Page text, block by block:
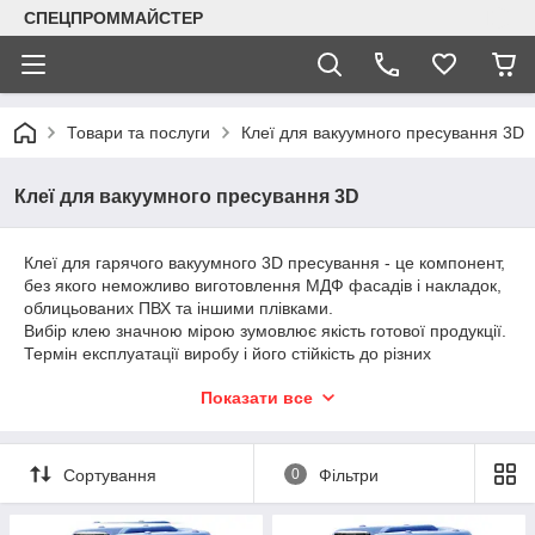
СПЕЦПРОММАЙСТЕР
Товари та послуги Клеї для вакуумного пресування 3D
Клеї для вакуумного пресування 3D
Клеї для гарячого вакуумного 3D пресування - це компонент,
без якого неможливо виготовлення МДФ фасадів і накладок,
облицьованих ПВХ та іншими плівками.
Вибір клею значною мірою зумовлює якість готової продукції.
Термін експлуатації виробу і його стійкість до різних
мірі, не меншою, ніж якість МДФ-плити або ПВХ-плівки.
Клейберит) успішно зарекомендували себе серед
українських виробників меблів і комплектуючих.
Відмінні особливості цих клеїв:
Показати все
Сортування 0 Фільтри